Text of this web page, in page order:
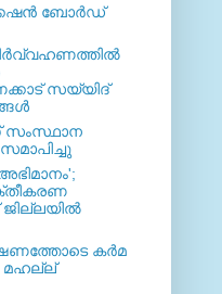
ബോര്‍ഡ്
സയ്യിദ്
സംസ്ഥാന
കര്‍മ
മഹല്ല്